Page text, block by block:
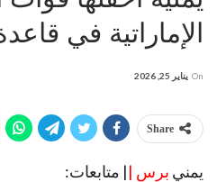
الإماراتية في
On يناير 25, 2026
Share
يمني برس || متابعات: